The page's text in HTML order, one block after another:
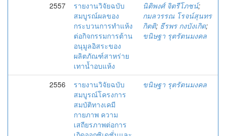
2557
รายงานวิจัยฉบับ
สมบูรณ์ผลของ
กระบวนการทำแห้ง
ต่อกิจกรรมการต้าน
อนุมูลอิสระของ
ผลิตภัณฑ์สาหร่าย
เทาน้ำอบแห้ง
นิติพงศ์ จิตรีโภชน์;
กมลวรรณ โรจน์สุนทร
กิตติ; ธีรพร กงบังเกิด;
ขนิษฐา รุตรัตนมงคล
2556
รายงานวิจัยฉบับ
สมบูรณ์โครงการ
สมบัติทางเคมี
กายภาพ ความ
เสถียรภาพต่อการ
ขนิษฐา รุตรัตนมงคล